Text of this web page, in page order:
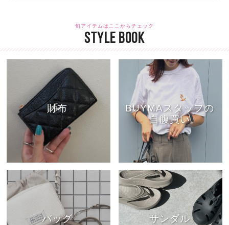
旬アイテムはここからチェック
STYLE BOOK
財布
BUYMAスタッフの
自腹買い
バッグ サンダル